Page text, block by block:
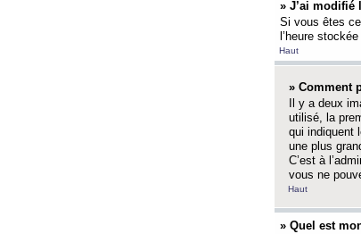
» J’ai modifié
Si vous êtes
l’heure
Haut
» Comment
Il y a deux
utilisé, la
qui indiquent
une plus
C’est à
vous ne
Haut
» Quel est